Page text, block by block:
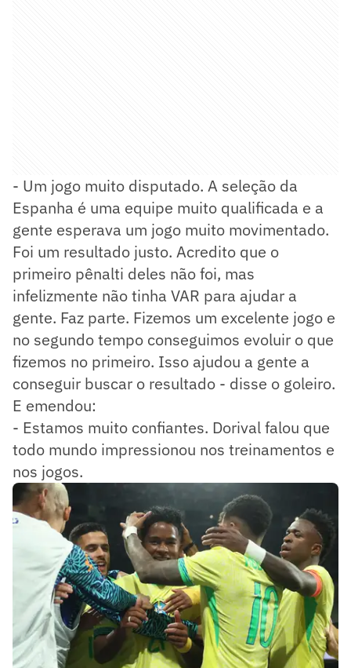
- Um jogo muito disputado. A seleção da
Espanha é uma equipe muito qualificada e a
gente esperava um jogo muito movimentado.
Foi um resultado justo. Acredito que o
primeiro pênalti deles não foi, mas
infelizmente não tinha VAR para ajudar a
gente. Faz parte. Fizemos um excelente jogo e
no segundo tempo conseguimos evoluir o que
fizemos no primeiro. Isso ajudou a gente a
conseguir buscar o resultado - disse o goleiro.
E emendou:
- Estamos muito confiantes. Dorival falou que
todo mundo impressionou nos treinamentos e
nos jogos.